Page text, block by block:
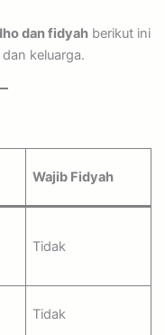
dan fidyahberikut ini
keluarga.
Wajib Fidyah
Tidak
Tidak